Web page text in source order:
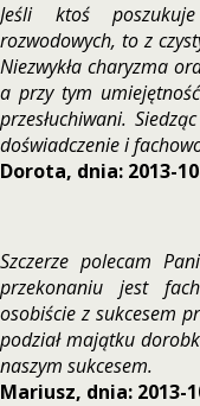
Jeśli ktoś
rozwodowych, to z
Niezwykła charyzma
a przy tym
przesłuchiwani.
doświadczenie i
Dorota, dnia: 2013-
Szczerze polecam
przekonaniu jest
osobiście z sukcesem
podział majątku
naszym sukcesem.
Mariusz, dnia: 2013-